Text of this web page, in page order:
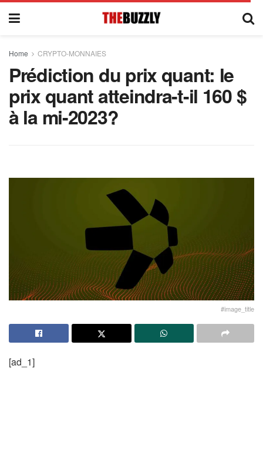
Home CRYPTO-MONNAIES
Prédiction du prix quant: le
prix quant atteindra-t-il 160 $ ​​
à la mi-2023?
#image_title
[ad_1]